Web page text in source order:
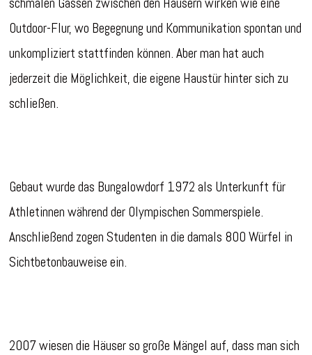
Outdoor-Flur, wo Begegnung und Kommunikation spontan und
unkompliziert stattfinden können. Aber man hat auch
jederzeit die Möglichkeit, die eigene Haustür hinter sich zu
schließen.
Gebaut wurde das Bungalowdorf 1972 als Unterkunft für
Athletinnen während der Olympischen Sommerspiele.
Anschließend zogen Studenten in die damals 800 Würfel in
Sichtbetonbauweise ein.
2007 wiesen die Häuser so große Mängel auf, dass man sich